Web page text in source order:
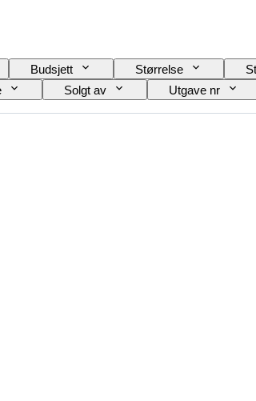
Budsjett Størrelse
Solgt av Utgave nr